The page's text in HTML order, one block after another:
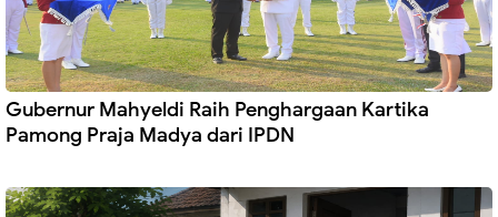
Gubernur Mahyeldi Raih Penghargaan Kartika
Pamong Praja Madya dari IPDN